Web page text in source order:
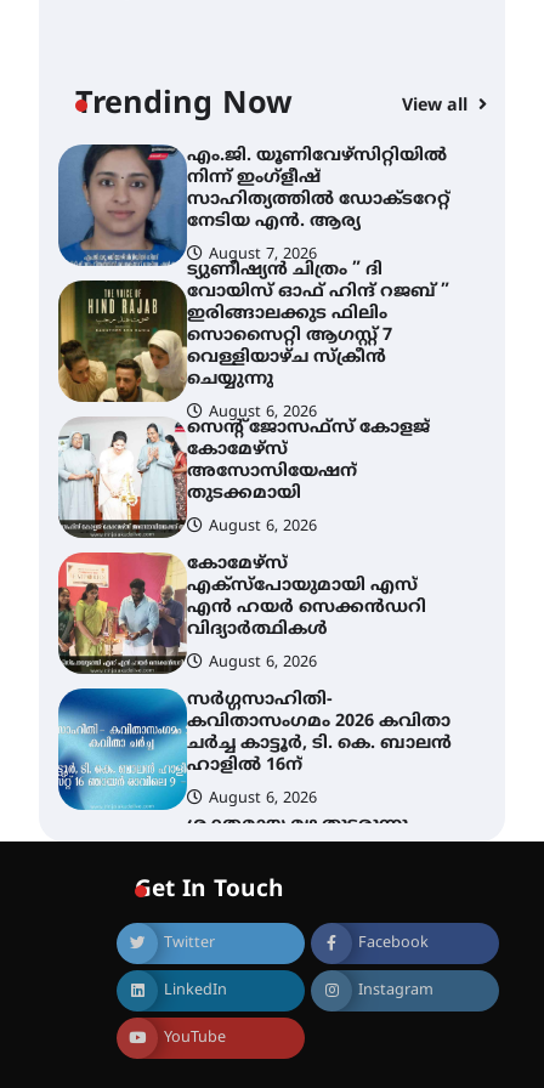
Trending Now View all
ശനിയാഴ്ച അവധി
എം.ജി. യൂണിവേഴ്‌സിറ്റിയിൽ
നിന്ന് ഇംഗ്ളീഷ്
സാഹിത്യത്തിൽ ഡോക്ടറേറ്റ്
നേടിയ എൻ. ആര്യ
August 7, 2026
ട്യുണീഷ്യൻ ചിത്രം ” ദി
വോയിസ് ഓഫ് ഹിന്ദ് റജബ് ”
ഇരിങ്ങാലക്കുട ഫിലിം
സൊസൈറ്റി ആഗസ്റ്റ് 7
വെള്ളിയാഴ്ച സ്‌ക്രീൻ
ചെയ്യുന്നു
August 6, 2026
സെന്റ് ജോസഫ്സ് കോളജ്
കോമേഴ്‌സ്
അസോസിയേഷന്
തുടക്കമായി
August 6, 2026
കോമേഴ്സ്
എക്സ്പോയുമായി എസ്
എൻ ഹയർ സെക്കൻഡറി
വിദ്യാർത്ഥികൾ
August 6, 2026
സർഗ്ഗസാഹിതി-
കവിതാസംഗമം 2026 കവിതാ
ചർച്ച കാട്ടൂർ, ടി. കെ. ബാലൻ
ഹാളിൽ 16ന്
August 6, 2026
ശക്തമായ മഴ തുടരുന്നു –
തൃശൂർ ജില്ലയിൽ എല്ലാ
സ്ഥാപനങ്ങൾക്കും
August 7, 2026
എം.ജി. യൂണിവേഴ്‌സിറ്റിയിൽ
നിന്ന് ഇംഗ്ളീഷ്
സാഹിത്യത്തിൽ ഡോക്ടറേറ്റ്
നേടിയ എൻ. ആര്യ
Get In Touch
Twitter Facebook
LinkedIn Instagram
YouTube